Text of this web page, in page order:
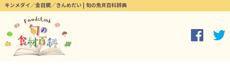
キンメダイ／金目鯛／きんめだい | 旬の魚貝百科辞典